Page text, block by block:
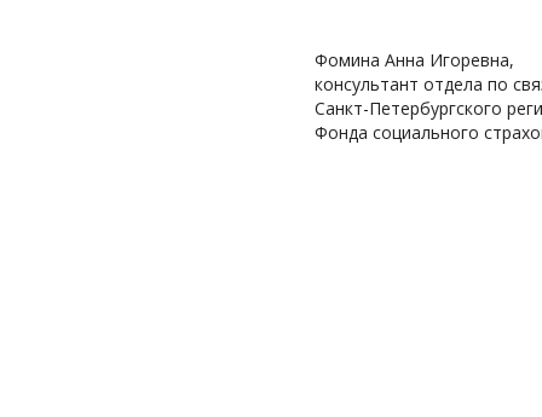
Фомина Анна Игоревна,
консультант отдела по
Санкт-Петербургского
Фонда социального